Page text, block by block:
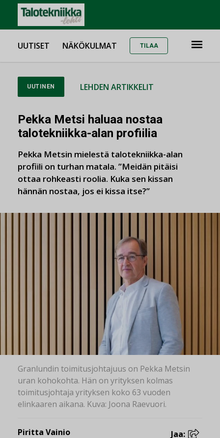
UUTISET NÄKÖKULMAT TILAA
UUTINEN LEHDEN ARTIKKELIT
Pekka Metsi haluaa nostaa
talotekniikka-alan profiilia
Pekka Metsin mielestä talotekniikka-alan
profiili on turhan matala. ”Meidän pitäisi
ottaa rohkeasti roolia. Kuka sen kissan
hännän nostaa, jos ei kissa itse?”
Granlundin toimitusjohtajuus on Pekka Metsin
uran kohokohta. Hän on yrityksen kolmas
toimitusjohtaja yrityksen koko 63 vuoden
elinkaaren aikana. Kuva: Joona Raevuori.
Piritta Vainio
Jaa: